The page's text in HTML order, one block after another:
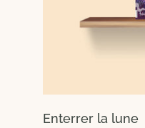
Enterrer la lune